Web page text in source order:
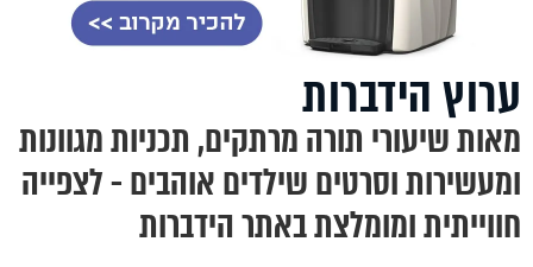
ערוץ הידברות
מאות שיעורי תורה מרתקים, תכניות מגוונות
ומעשירות וסרטים שילדים אוהבים - לצפייה
חווייתית ומומלצת באתר הידברות